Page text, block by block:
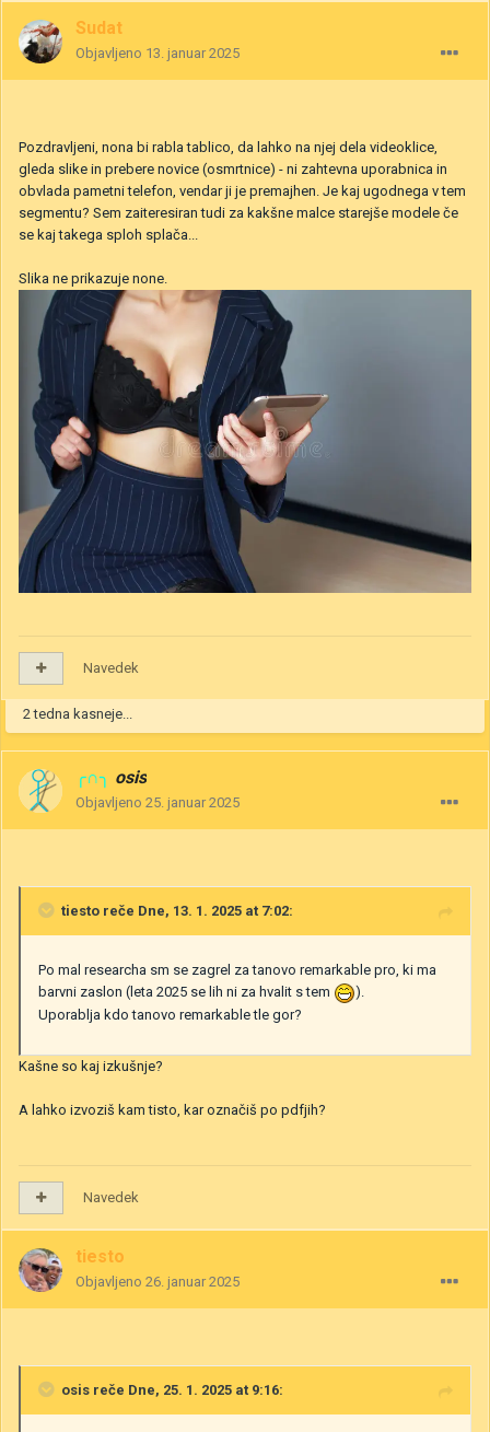
Sudat
Objavljeno 13. januar 2025
Pozdravljeni, nona bi rabla tablico, da lahko na njej dela videoklice,
gleda slike in prebere novice (osmrtnice) - ni zahtevna uporabnica in
obvlada pametni telefon, vendar ji je premajhen. Je kaj ugodnega v tem
segmentu? Sem zaiteresiran tudi za kakšne malce starejše modele če
se kaj takega sploh splača...
Slika ne prikazuje none.
Navedek
2 tedna kasneje...
╭∩╮ osis
Objavljeno 25. januar 2025
tiesto reče Dne, 13. 1. 2025 at 7:02:
Po mal researcha sm se zagrel za tanovo remarkable pro, ki ma
barvni zaslon (leta 2025 se lih ni za hvalit s tem
).
Uporablja kdo tanovo remarkable tle gor?
Kašne so kaj izkušnje?
A lahko izvoziš kam tisto, kar označiš po pdfjih?
Navedek
tiesto
Objavljeno 26. januar 2025
osis reče Dne, 25. 1. 2025 at 9:16: